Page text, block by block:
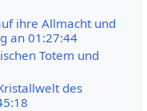
ihre Allmacht und
an 01:27:44
Totem und
des